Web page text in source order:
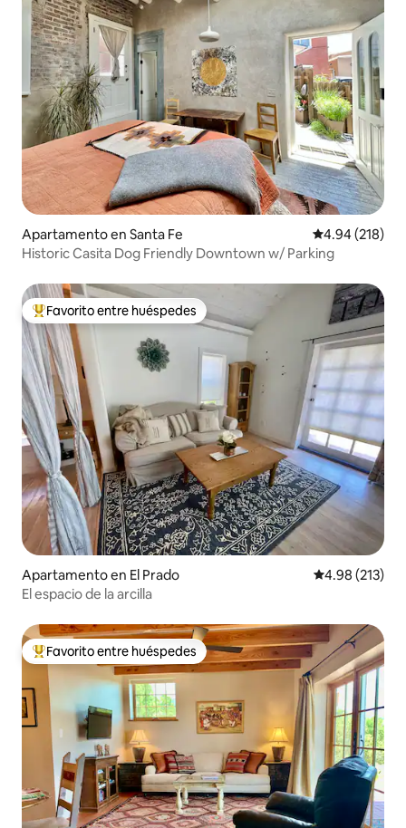
Apartamento en Santa Fe Calificación
4.94 (218)
Historic Casita Dog Friendly Downtown w/ Parking
Favorito entre huéspedes preferido
Favorito entre huéspedes
Apartamento en El Prado Calificación
4.98 (213)
El espacio de la arcilla
Favorito entre huéspedes preferido
Favorito entre huéspedes